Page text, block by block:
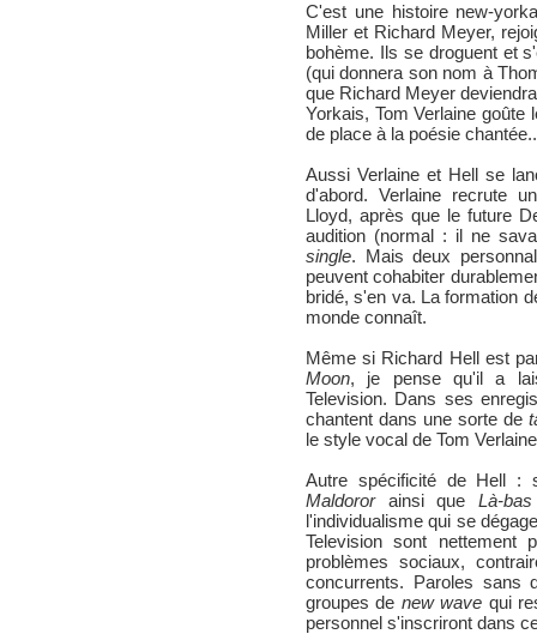
C'est une histoire new-
Miller et Richard Meyer,
bohème. Ils se droguent et
(qui donnera son nom à
que Richard Meyer
Yorkais, Tom Verlaine
de place à la poésie
Aussi Verlaine et Hell se
d'abord. Verlaine recrute
Lloyd, après que le future
audition (normal : il ne
single. Mais deux
peuvent cohabiter
bridé, s'en va. La formation
monde connaît.
Même si Richard Hell est
Moon, je pense qu'il a
Television. Dans ses
chantent dans une sorte de
le style vocal de Tom
Autre spécificité de Hell
Maldororainsi que Là-bas
l'individualisme qui se
Television sont nettement
problèmes sociaux,
concurrents. Paroles sans
groupes de new wave qui
personnel s'inscriront dans